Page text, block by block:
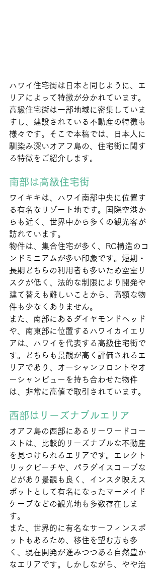
ハワイ住宅街は日本と同じように、エ
リアによって特徴が分かれています。
高級住宅街は一部地域に密集していま
すし、建設されている不動産の特徴も
様々です。そこで本稿では、日本人に
馴染み深いオアフ島の、住宅街に関す
る特徴をご紹介します。
南部は高級住宅街
ワイキキは、ハワイ南部中央に位置す
る有名なリゾート地です。国際空港か
らも近く、世界中から多くの観光客が
訪れています。
物件は、集合住宅が多く、RC構造のコ
ンドミニアムが多い印象です。短期・
長期どちらの利用者も多いため空室リ
スクが低く、法的な制限により開発や
建て替えも難しいことから、高額な物
件も少なくありません。
また、南部にあるダイヤモンドヘッド
や、南東部に位置するハワイカイエリ
アは、ハワイを代表する高級住宅街で
す。どちらも景観が高く評価されるエ
リアであり、オーシャンフロントやオ
ーシャンビューを持ち合わせた物件
は、非常に高値で取引されています。
西部はリーズナブルエリア
オアフ島の西部にあるリーワードコー
ストは、比較的リーズナブルな不動産
を見つけられるエリアです。エレクト
リックビーチや、パラダイスコーブな
どがあり景観も良く、インスタ映えス
ポットとして有名になったマーメイド
ケーブなどの観光地も多数存在しま
す。
また、世界的に有名なサーフィンスポ
ットもあるため、移住を望む方も多
く、現在開発が進みつつある自然豊か
なエリアです。しかしながら、やや治